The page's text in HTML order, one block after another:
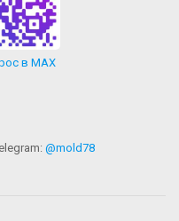
в MAX
@mold78